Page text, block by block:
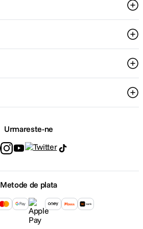
Urmareste-ne
Metode de plata